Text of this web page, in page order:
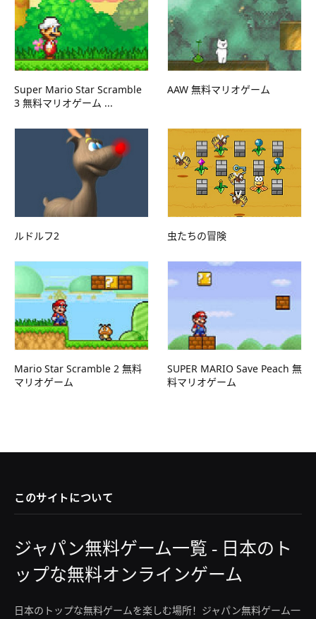
Super Mario Star Scramble
3 無料マリオゲーム ...
AAW 無料マリオゲーム
ルドルフ2 虫たちの冒険
Mario Star Scramble 2 無料
マリオゲーム
SUPER MARIO Save Peach 無
料マリオゲーム
このサイトについて
ジャパン無料ゲーム一覧 - 日本のト
ップな無料オンラインゲーム
日本のトップな無料ゲームを楽しむ場所！ジャパン無料ゲーム一